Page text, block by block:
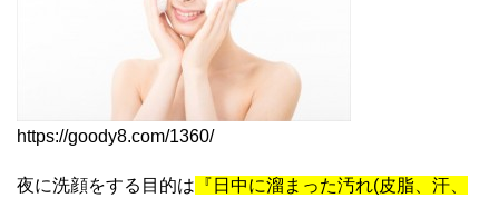
https://goody8.com/1360/
夜に洗顔をする目的は 『日中に溜まった汚れ(皮脂、汗、